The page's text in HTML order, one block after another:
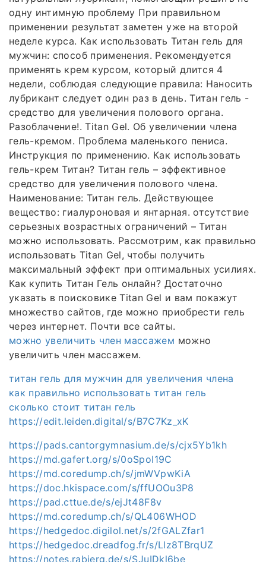
одну интимную проблему При правильном
применении результат заметен уже на второй
неделе курса. Как использовать Титан гель для
мужчин: способ применения. Рекомендуется
применять крем курсом, который длится 4
недели, соблюдая следующие правила: Наносить
лубрикант следует один раз в день. Титан гель -
средство для увеличения полового органа.
Разоблачение!. Titan Gel. Об увеличении члена
гель-кремом. Проблема маленького пениса.
Инструкция по применению. Как использовать
гель-крем Титан? Титан гель – эффективное
средство для увеличения полового члена.
Наименование: Титан гель. Действующее
вещество: гиалуроновая и янтарная. отсутствие
серьезных возрастных ограничений – Титан
можно использовать. Рассмотрим, как правильно
использовать Titan Gel, чтобы получить
максимальный эффект при оптимальных усилиях.
Как купить Титан Гель онлайн? Достаточно
указать в поисковике Titan Gel и вам покажут
множество сайтов, где можно приобрести гель
через интернет. Почти все сайты.
можно увеличить член массажем можно
увеличить член массажем.
титан гель для мужчин для увеличения члена
как правильно использовать титан гель
сколько стоит титан гель
https://edit.leiden.digital/s/B7C7Kz_xK
https://pads.cantorgymnasium.de/s/cjx5Yb1kh
https://md.gafert.org/s/0oSpoI19C
https://md.coredump.ch/s/jmWVpwKiA
https://doc.hkispace.com/s/ffUOOu3P8
https://pad.cttue.de/s/ejJt48F8v
https://md.coredump.ch/s/QL406WHOD
https://hedgedoc.digilol.net/s/2fGALZfar1
https://hedgedoc.dreadfog.fr/s/Llz8TBrqUZ
https://notes.rabjerg.de/s/SJuIDkl6be